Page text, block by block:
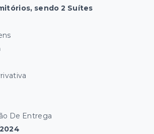
sendo 2 Suítes
De Entrega